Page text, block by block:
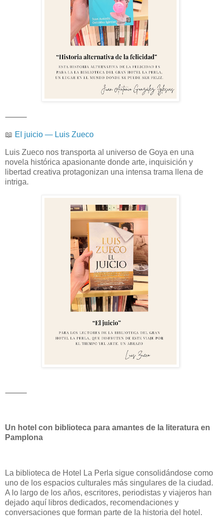
⸻
📖 El juicio — Luis Zueco
Luis Zueco nos transporta al universo de Goya en una
novela histórica apasionante donde arte, inquisición y
libertad creativa protagonizan una intensa trama llena de
intriga.
⸻
Un hotel con biblioteca para amantes de la literatura en
Pamplona
La biblioteca de Hotel La Perla sigue consolidándose como
uno de los espacios culturales más singulares de la ciudad.
A lo largo de los años, escritores, periodistas y viajeros han
dejado aquí libros dedicados, recomendaciones y
conversaciones que forman parte de la historia del hotel.